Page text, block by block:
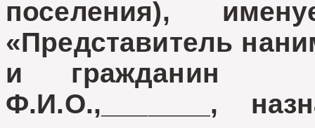
поселения),
«Представитель
и гражданин
Ф.И.О.,_______,